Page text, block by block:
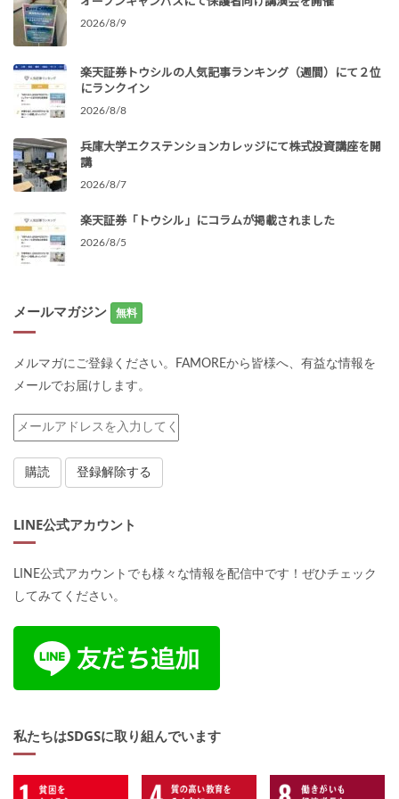
2026/8/9
楽天証券トウシルの人気記事ランキング（週間）にて２位
にランクイン
2026/8/8
兵庫大学エクステンションカレッジにて株式投資講座を開
講
2026/8/7
楽天証券「トウシル」にコラムが掲載されました
2026/8/5
メールマガジン 無料
メルマガにご登録ください。FAMOREから皆様へ、有益な情報を
メールでお届けします。
LINE公式アカウント
LINE公式アカウントでも様々な情報を配信中です！ぜひチェック
してみてください。
私たちはSDGSに取り組んでいます